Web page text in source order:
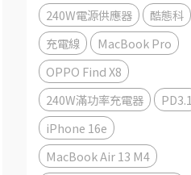
240W電源供應器
酷態科
充電線
MacBook Pro
OPPO Find X8
240W滿功率充電器
PD3.1
iPhone 16e
MacBook Air 13 M4